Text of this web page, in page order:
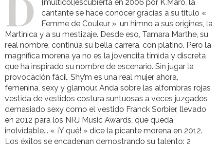
[multicol]escubierta en 2006 por K.Maro, la
cantante se hace conocer gracias a su titulo «
Femme de Couleur », un himno a sus origines, la
Martinica y a su mestizaje. Desde eso, Tamara Marthe, su
real nombre, continúa su bella carrera, con platino. Pero la
magnífica morena ya no es la jovencita tímida y discreta
que ha inspirado su nombre de escenario. Sin jugar la
provocación fácil, Shy’m es una real mujer ahora,
femenina, sexy y glamour. Anda sobre las alfombras rojas
vestida de vestidos costura suntuosas a veces juzgados
demasiado sexy como el vestido Franck Sorbier, llevado
en 2012 para los NRJ Music Awards, que queda
inolvidable... « ¡Y qué! » dice la picante morena en 2012.
Los éxitos se encadenan demostrando su talento: 2